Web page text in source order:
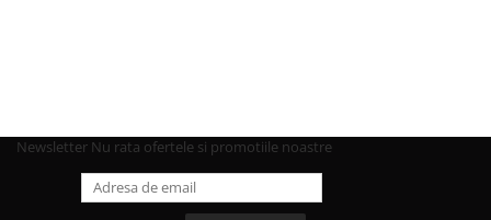
Newsletter Nu rata ofertele si promotiile noastre